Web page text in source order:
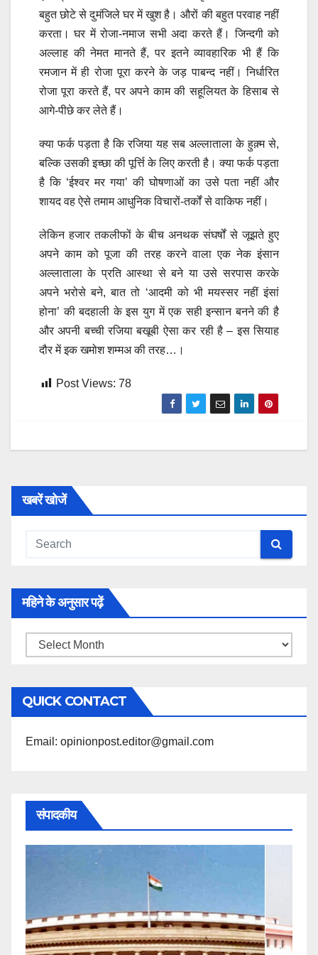
बहुत छोटे से दुमंजिले घर में खुश है। औरों की बहुत परवाह नहीं
करता। घर में रोजा-नमाज सभी अदा करते हैं। जिन्दगी को
अल्लाह की नेमत मानते हैं, पर इतने व्यावहारिक भी हैं कि
रमजान में ही रोजा पूरा करने के जड़ पाबन्द नहीं। निर्धारित
रोजा पूरा करते हैं, पर अपने काम की सहूलियत के हिसाब से
आगे-पीछे कर लेते हैं।
क्या फर्क पड़ता है कि रजिया यह सब अल्लाताला के हुक़्म से,
बल्कि उसकी इच्छा की पूर्त्ति के लिए करती है। क्या फर्क पड़ता
है कि ‘ईश्वर मर गया’ की घोषणाओं का उसे पता नहीं और
शायद वह ऐसे तमाम आधुनिक विचारों-तर्कों से वाकिफ नहीं।
लेकिन हजार तकलीफों के बीच अनथक संघर्षों से जूझते हुए
अपने काम को पूजा की तरह करने वाला एक नेक इंसान
अल्लाताला के प्रति आस्था से बने या उसे सरपास करके
अपने भरोसे बने, बात तो ‘आदमी को भी मयस्सर नहीं इंसां
होना’ की बदहाली के इस युग में एक सही इन्सान बनने की है
और अपनी बच्ची रजिया बखूबी ऐसा कर रही है – इस सियाह
दौर में इक खमोश शम्मअ की तरह…।
Post Views: 78
खबरें खोजें
महिने के अनुसार पढ़ें
महिने
अनुसार
पढ़ें
QUICK CONTACT
Email: opinionpost.editor@gmail.com
संपादकीय